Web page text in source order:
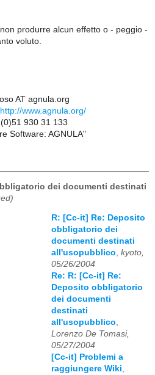
produrre alcun effetto o - peggio -
voluto.
AT agnula.org
http://www.agnula.org/
930 31 133
Software: AGNULA"
dei documenti destinati
R: [Cc-it] Re: Deposito
obbligatorio dei
documenti destinati
all'usopubblico, kyoto,
05/26/2004
Re: R: [Cc-it] Re:
Deposito obbligatorio
dei documenti
destinati
all'usopubblico,
Lorenzo De Tomasi,
05/27/2004
[Cc-it] Problemi a
raggiungere Wiki,